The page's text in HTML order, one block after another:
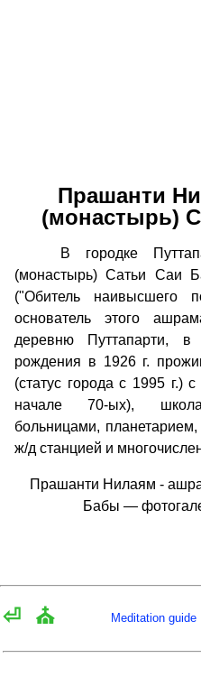
Прашанти
(монастырь)
В городке
(монастырь) Сатьи Саи
("Обитель наивысшего
основатель этого
деревню Путтапарти,
рождения в 1926 г.
(статус города с 1995 г.)
начале 70-ых),
больницами,
ж/д станцией и
Прашанти Нилаям -
Бабы —
⏎ ⛪ Meditation guide